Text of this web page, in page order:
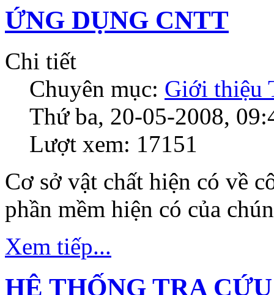
ỨNG DỤNG CNTT
Chi tiết
Chuyên mục: Giới thiệu
Thứ ba, 20-05-2008,
Lượt xem: 17151
Cơ sở vật chất hiện có về
phần mềm hiện có của
Xem tiếp...
HỆ THỐNG TRA CỨU